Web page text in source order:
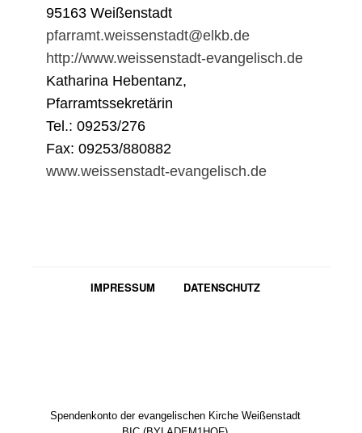
95163 Weißenstadt
pfarramt.weissenstadt@elkb.de
http://www.weissenstadt-evangelisch.de
Katharina Hebentanz,
Pfarramtssekretärin
Tel.: 09253/276
Fax: 09253/880882
www.weissenstadt-evangelisch.de
IMPRESSUM DATENSCHUTZ
Spendenkonto der evangelischen Kirche Weißenstadt